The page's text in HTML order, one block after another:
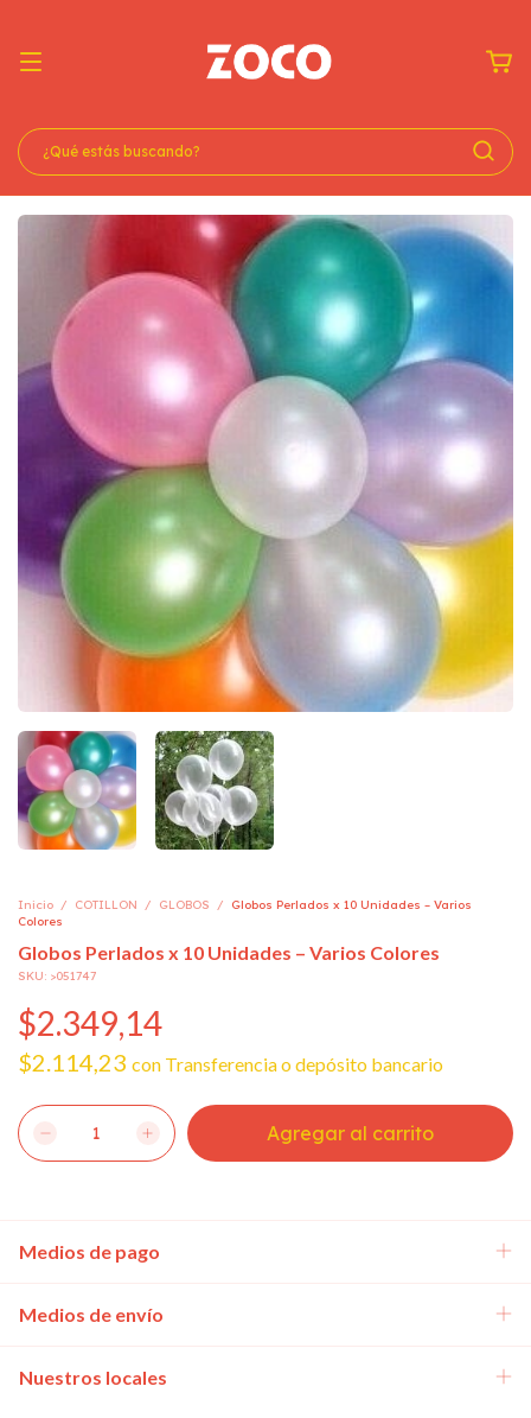
Inicio / COTILLON / GLOBOS /
Globos Perlados x 10 Unidades – Varios
Colores
Globos Perlados x 10 Unidades – Varios Colores
SKU: >051747
$2.349,14
$2.114,23 con Transferencia o depósito bancario
Medios de pago
Medios de envío
Nuestros locales